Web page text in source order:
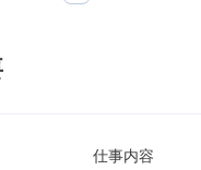
仕事内容